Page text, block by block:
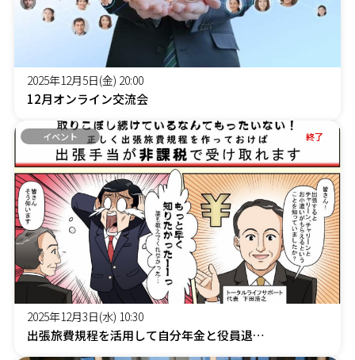
2025年12月5日(金) 20:00
12月オンライン交流会
イベント 終了
2025年12月3日(水) 10:30
出張旅費規程を活用して自分年金と役員退職金を準備しよう!